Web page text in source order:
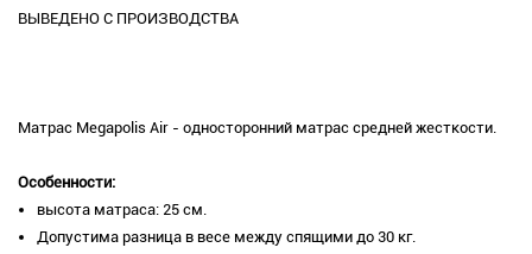
ВЫВЕДЕНО С ПРОИЗВОДСТВА
Матрас Megapolis Air - односторонний матрас средней жесткости.
Особенности:
высота матраса: 25 см.
Допустима разница в весе между спящими до 30 кг.